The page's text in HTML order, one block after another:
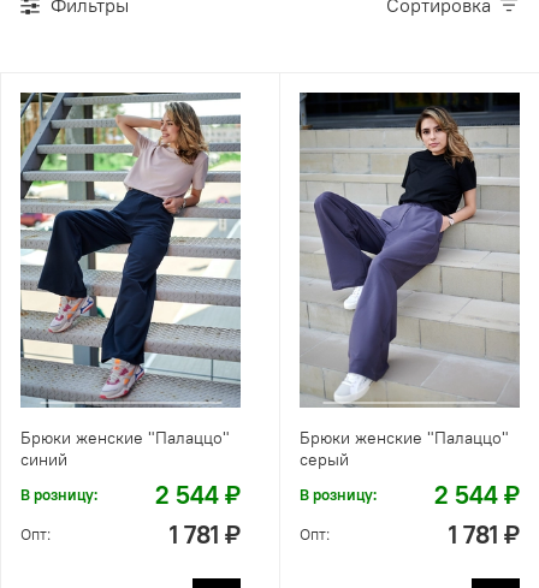
Фильтры Сортировка
Брюки женские "Палаццо"
синий
В розницу: 2 544 ₽
Опт: 1 781 ₽
Брюки женские "Палаццо"
серый
В розницу: 2 544 ₽
Опт: 1 781 ₽